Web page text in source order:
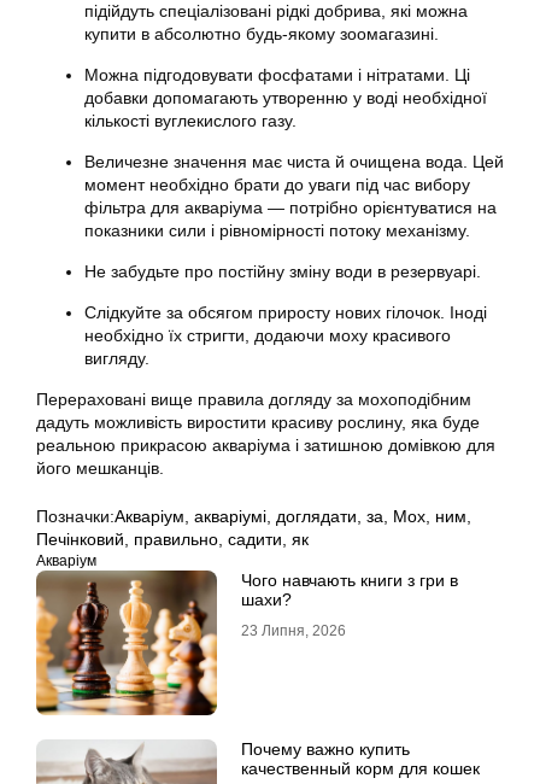
підійдуть спеціалізовані рідкі добрива, які можна
купити в абсолютно будь-якому зоомагазині.
Можна підгодовувати фосфатами і нітратами. Ці
добавки допомагають утворенню у воді необхідної
кількості вуглекислого газу.
Величезне значення має чиста й очищена вода. Цей
момент необхідно брати до уваги під час вибору
фільтра для акваріума — потрібно орієнтуватися на
показники сили і рівномірності потоку механізму.
Не забудьте про постійну зміну води в резервуарі.
Слідкуйте за обсягом приросту нових гілочок. Іноді
необхідно їх стригти, додаючи моху красивого
вигляду.
Перераховані вище правила догляду за мохоподібним
дадуть можливість виростити красиву рослину, яка буде
реальною прикрасою акваріума і затишною домівкою для
його мешканців.
Позначки:Акваріум акваріумі доглядати за Мох ним
Печінковий
правильно садити як
Акваріум
Чого навчають книги з гри в
шахи?
23 Липня, 2026
Почему важно купить
качественный корм для кошек